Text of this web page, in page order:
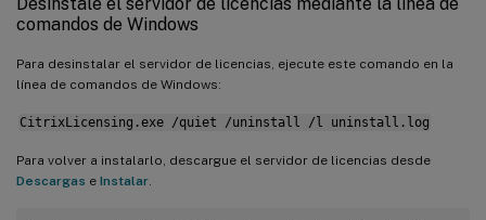
comandos de Windows
Para desinstalar el servidor de licencias, ejecute este comando en la
línea de comandos de Windows:
CitrixLicensing.exe /quiet /uninstall /l uninstall.log
Para volver a instalarlo, descargue el servidor de licencias desde
Descargas e Instalar